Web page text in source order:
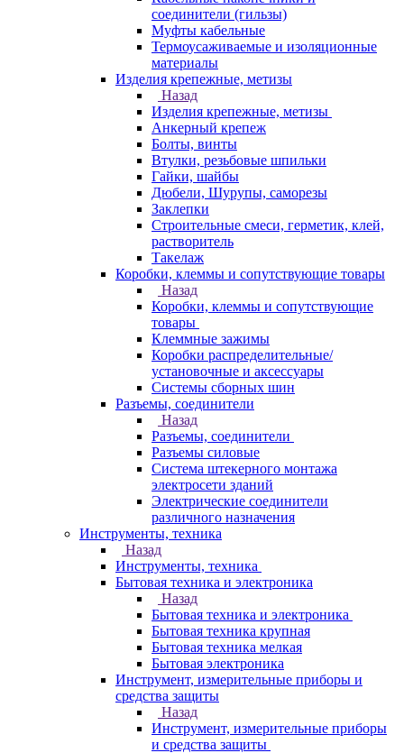
соединители (гильзы)
Муфты кабельные
Термоусаживаемые и изоляционные
материалы
Изделия крепежные, метизы
Назад
Изделия крепежные, метизы
Анкерный крепеж
Болты, винты
Втулки, резьбовые шпильки
Гайки, шайбы
Дюбели, Шурупы, саморезы
Заклепки
Строительные смеси, герметик, клей,
растворитель
Такелаж
Коробки, клеммы и сопутствующие товары
Назад
Коробки, клеммы и сопутствующие
товары
Клеммные зажимы
Коробки распределительные/
установочные и аксессуары
Системы сборных шин
Разъемы, соединители
Назад
Разъемы, соединители
Разъемы силовые
Система штекерного монтажа
электросети зданий
Электрические соединители
различного назначения
Инструменты, техника
Назад
Инструменты, техника
Бытовая техника и электроника
Назад
Бытовая техника и электроника
Бытовая техника крупная
Бытовая техника мелкая
Бытовая электроника
Инструмент, измерительные приборы и
средства защиты
Назад
Инструмент, измерительные приборы
и средства защиты